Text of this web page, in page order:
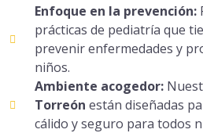
Enfoque en la prevención:
prácticas de pediatría que
prevenir enfermedades y
niños.
Ambiente acogedor:
Torreón están diseñadas
cálido y seguro para todos